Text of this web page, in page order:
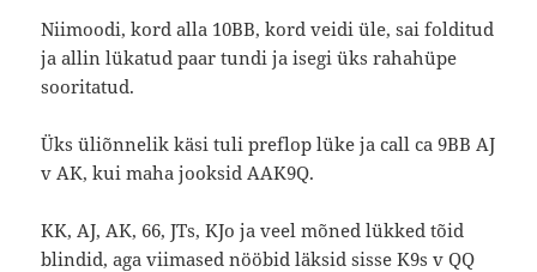
Niimoodi, kord alla 10BB, kord veidi üle, sai folditud
ja allin lükatud paar tundi ja isegi üks rahahüpe
sooritatud.
Üks üliõnnelik käsi tuli preflop lüke ja call ca 9BB AJ
v AK, kui maha jooksid AAK9Q.
KK, AJ, AK, 66, JTs, KJo ja veel mõned lükked tõid
blindid, aga viimased nööbid läksid sisse K9s v QQ